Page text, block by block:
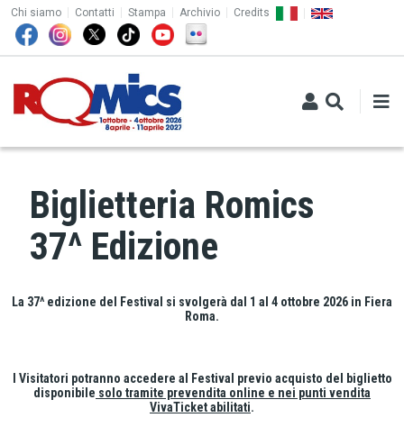
Salta al contenuto principale
TOP MENU
Chi siamo Contatti Stampa Archivio Credits
Biglietteria Romics
37^ Edizione
La 37^ edizione del Festival si svolgerà dal 1 al 4 ottobre 2026 in Fiera
Roma.
I Visitatori potranno accedere al Festival previo acquisto del biglietto
disponibile solo tramite prevendita online e nei punti vendita
VivaTicket abilitati.